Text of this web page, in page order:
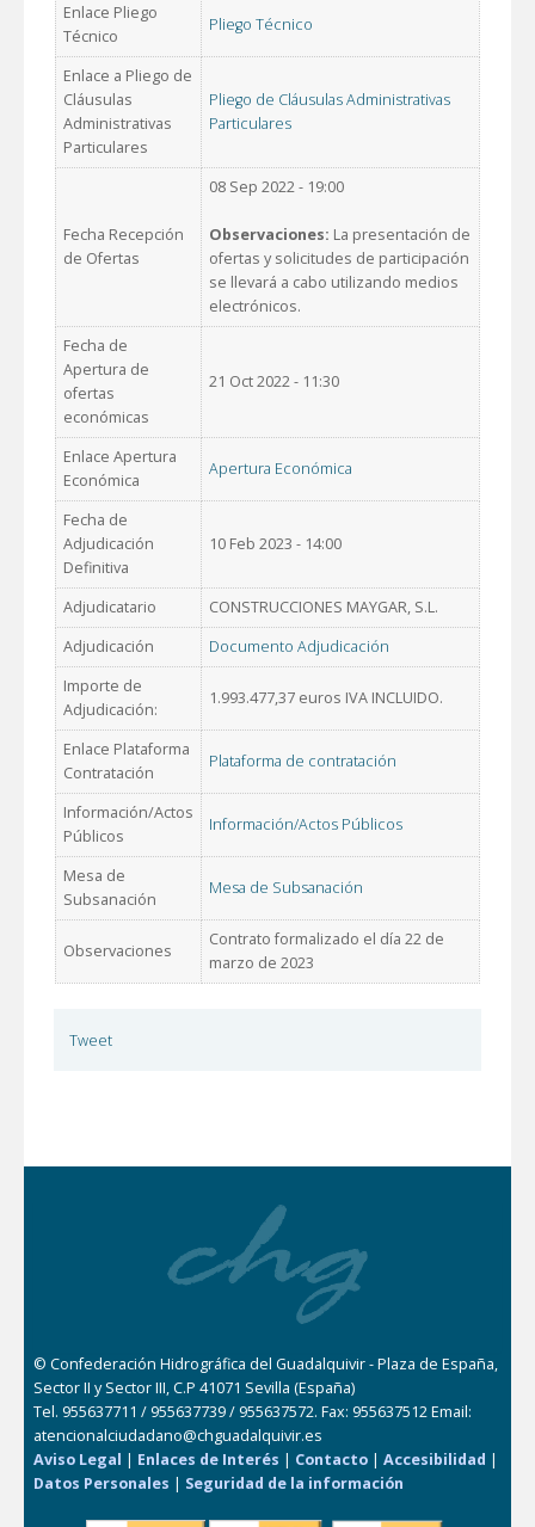
Enlace Pliego
Técnico
Pliego Técnico
Enlace a Pliego de
Cláusulas
Administrativas
Particulares
Pliego de Cláusulas Administrativas
Particulares
Fecha Recepción
de Ofertas
08 Sep 2022 - 19:00
Observaciones: La presentación de
ofertas y solicitudes de participación
se llevará a cabo utilizando medios
electrónicos.
Fecha de
Apertura de
ofertas
económicas
21 Oct 2022 - 11:30
Enlace Apertura
Económica
Apertura Económica
Fecha de
Adjudicación
Definitiva
10 Feb 2023 - 14:00
Adjudicatario
CONSTRUCCIONES MAYGAR, S.L.
Adjudicación
Documento Adjudicación
Importe de
Adjudicación:
1.993.477,37 euros IVA INCLUIDO.
Enlace Plataforma
Contratación
Plataforma de contratación
Información/Actos
Públicos
Información/Actos Públicos
Mesa de
Subsanación
Mesa de Subsanación
Observaciones
Contrato formalizado el día 22 de
marzo de 2023
Tweet
© Confederación Hidrográfica del Guadalquivir - Plaza de España,
Sector II y Sector III, C.P 41071 Sevilla (España)
Tel. 955637711 / 955637739 / 955637572. Fax: 955637512 Email:
atencionalciudadano@chguadalquivir.es
Aviso Legal | Enlaces de Interés | Contacto |Accesibilidad |
Datos Personales | Seguridad de la información